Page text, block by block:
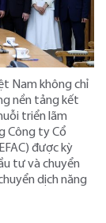
Nam không chỉ
nền tảng kết
triển lãm
Công ty Cổ
được kỳ
tư và chuyển
dịch năng